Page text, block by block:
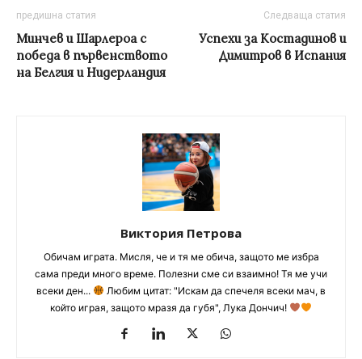
предишна статия
Минчев и Шарлероа с
победа в първенството
на Белгия и Нидерландия
Следваща статия
Успехи за Костадинов и
Димитров в Испания
Виктория Петрова
Обичам играта. Мисля, че и тя ме обича, защото ме избра
сама преди много време. Полезни сме си взаимно! Тя ме учи
всеки ден...
Любим цитат: "Искам да спечеля всеки мач, в
който играя, защото мразя да губя", Лука Дончич!